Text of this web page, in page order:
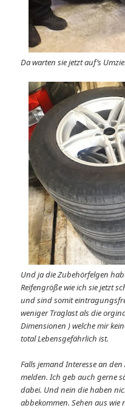
Da warten sie jetzt auf’s
Und ja die Zubehörfelgen
Reifengröße wie ich sie jetzt
und sind somit
weniger Traglast als die
Dimensionen ) welche mir
total Lebensgefährlich ist.
Falls jemand Interesse an
melden. Ich geb auch gerne
dabei. Und nein die haben
abbekommen. Sehen aus wie